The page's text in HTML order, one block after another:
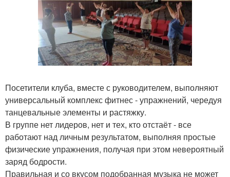
Посетители клуба, вместе с руководителем, выполняют
универсальный комплекс фитнес - упражнений, чередуя
танцевальные элементы и растяжку.
В группе нет лидеров, нет и тех, кто отстаёт - все
работают над личным результатом, выполняя простые
физические упражнения, получая при этом невероятный
заряд бодрости.
Правильная и со вкусом подобранная музыка не может